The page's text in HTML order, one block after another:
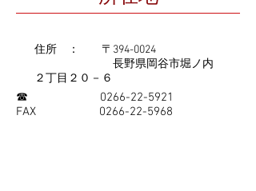
​住所 ： 〒394-0024
長野県岡谷市堀ノ内
２丁目２０－６
​☎
0266-22-5921
​FAX 0266-22-5968